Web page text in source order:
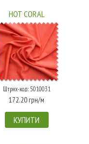
HOT CORAL
Штрих-код: 5010031
172.20 грн/м
КУПИТИ